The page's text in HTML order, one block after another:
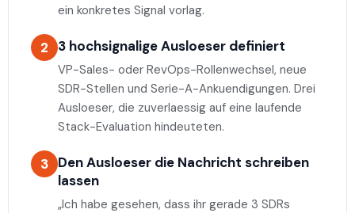
ein konkretes Signal vorlag.
2 3 hochsignalige Ausloeser definiert
VP-Sales- oder RevOps-Rollenwechsel, neue
SDR-Stellen und Serie-A-Ankuendigungen. Drei
Ausloeser, die zuverlaessig auf eine laufende
Stack-Evaluation hindeuteten.
3 Den Ausloeser die Nachricht schreiben
lassen
„Ich habe gesehen, dass ihr gerade 3 SDRs